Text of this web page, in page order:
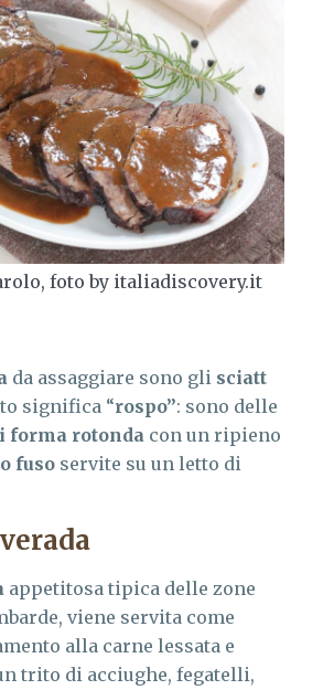
foto by italiadiscovery.it
da assaggiare sono gli sciatt
significa “rospo”: sono delle
rotonda con un ripieno
fuso servite su un letto di
appetitosa tipica delle zone
viene servita come
alla carne lessata e
trito di acciughe, fegatelli,